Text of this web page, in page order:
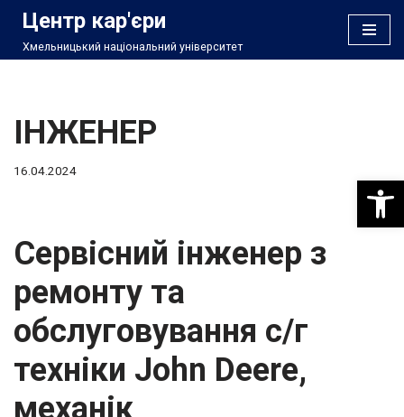
Перейти
Центр кар'єри
Хмельницький національний університет
ІНЖЕНЕР
16.04.2024
Сервісний інженер з
ремонту та
обслуговування с/г
техніки John Deere,
механік